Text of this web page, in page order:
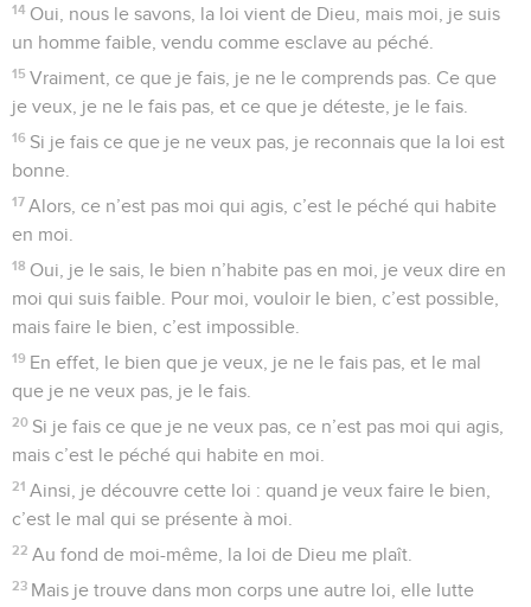
14 Oui, nous le savons, la loi vient de Dieu, mais moi, je suis
un homme faible, vendu comme esclave au péché.
15 Vraiment, ce que je fais, je ne le comprends pas. Ce que
je veux, je ne le fais pas, et ce que je déteste, je le fais.
16 Si je fais ce que je ne veux pas, je reconnais que la loi est
bonne.
17 Alors, ce n’est pas moi qui agis, c’est le péché qui habite
en moi.
18 Oui, je le sais, le bien n’habite pas en moi, je veux dire en
moi qui suis faible. Pour moi, vouloir le bien, c’est possible,
mais faire le bien, c’est impossible.
19 En effet, le bien que je veux, je ne le fais pas, et le mal
que je ne veux pas, je le fais.
20 Si je fais ce que je ne veux pas, ce n’est pas moi qui agis,
mais c’est le péché qui habite en moi.
21 Ainsi, je découvre cette loi : quand je veux faire le bien,
c’est le mal qui se présente à moi.
22 Au fond de moi-même, la loi de Dieu me plaît.
23 Mais je trouve dans mon corps une autre loi, elle lutte